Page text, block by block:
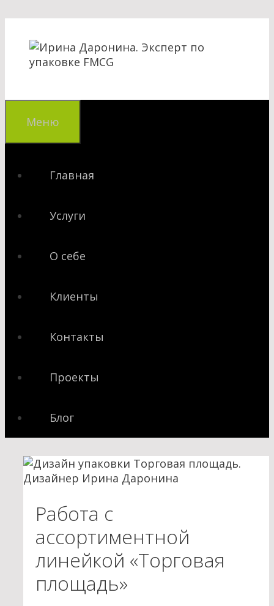
содержимому
Меню
Главная
Услуги
О себе
Клиенты
Контакты
Проекты
Блог
Работа с
ассортиментной
линейкой «Торговая
площадь»